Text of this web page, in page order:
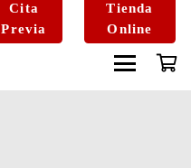
Cita
Previa
Tienda
Online